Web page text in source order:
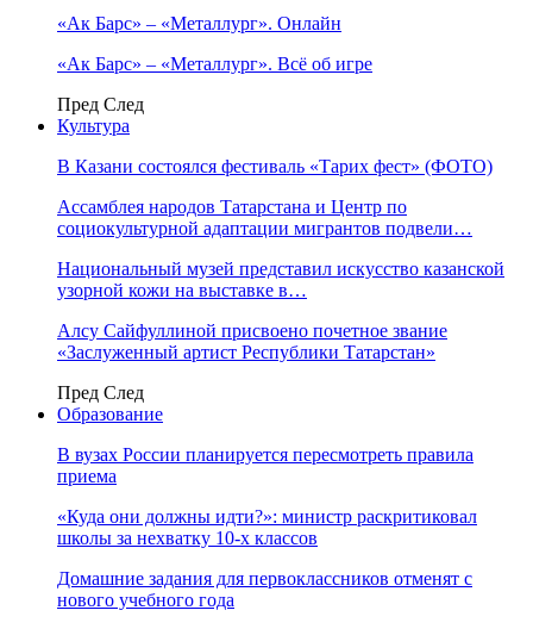
«Ак Барс» – «Металлург». Онлайн
«Ак Барс» – «Металлург». Всё об игре
Пред След
Культура
В Казани состоялся фестиваль «Тарих фест» (ФОТО)
Ассамблея народов Татарстана и Центр по
социокультурной адаптации мигрантов подвели…
Национальный музей представил искусство казанской
узорной кожи на выставке в…
Алсу Сайфуллиной присвоено почетное звание
«Заслуженный артист Республики Татарстан»
Пред След
Образование
В вузах России планируется пересмотреть правила
приема
«Куда они должны идти?»: министр раскритиковал
школы за нехватку 10-х классов
Домашние задания для первоклассников отменят с
нового учебного года